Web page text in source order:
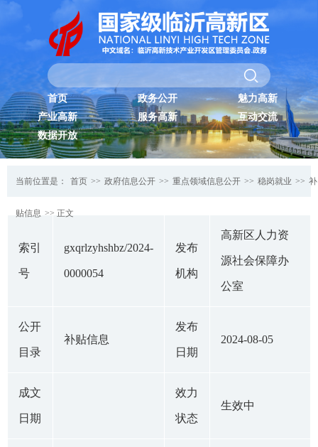
首页 政务公开
魅力高新
产业高新
服务高新
互动交流
数据开放
当前位置是： 首页 >> 政府信息公开 >> 重点领域信息公开 >> 稳岗就业 >> 补
贴信息 >> 正文
索引
号
gxqrlzyhshbz/2024-
0000054
发布
机构
高新区人力资
源社会保障办
公室
公开
目录
补贴信息
发布
日期
2024-08-05
成文
日期
效力
状态
生效中